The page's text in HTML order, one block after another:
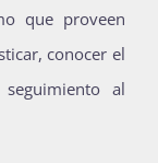
que proveen
conocer el
al